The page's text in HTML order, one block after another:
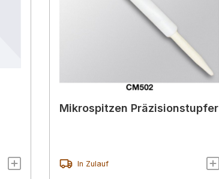
Mikrospitzen Präzisionstupfer
In Zulauf